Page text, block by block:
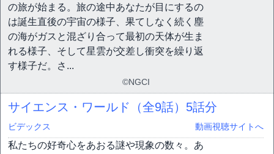
の旅が始まる。旅の途中あなたが目にするの
は誕生直後の宇宙の様子、果てしなく続く塵
の海がガスと混ざり合って最初の天体が生ま
れる様子、そして星雲が交差し衝突を繰り返
す様子だ。さ...
©NGCI
サイエンス・ワールド（全9話） 5話分
ビデックス 動画視聴サイトへ
私たちの好奇心をあおる謎や現象の数々。あ